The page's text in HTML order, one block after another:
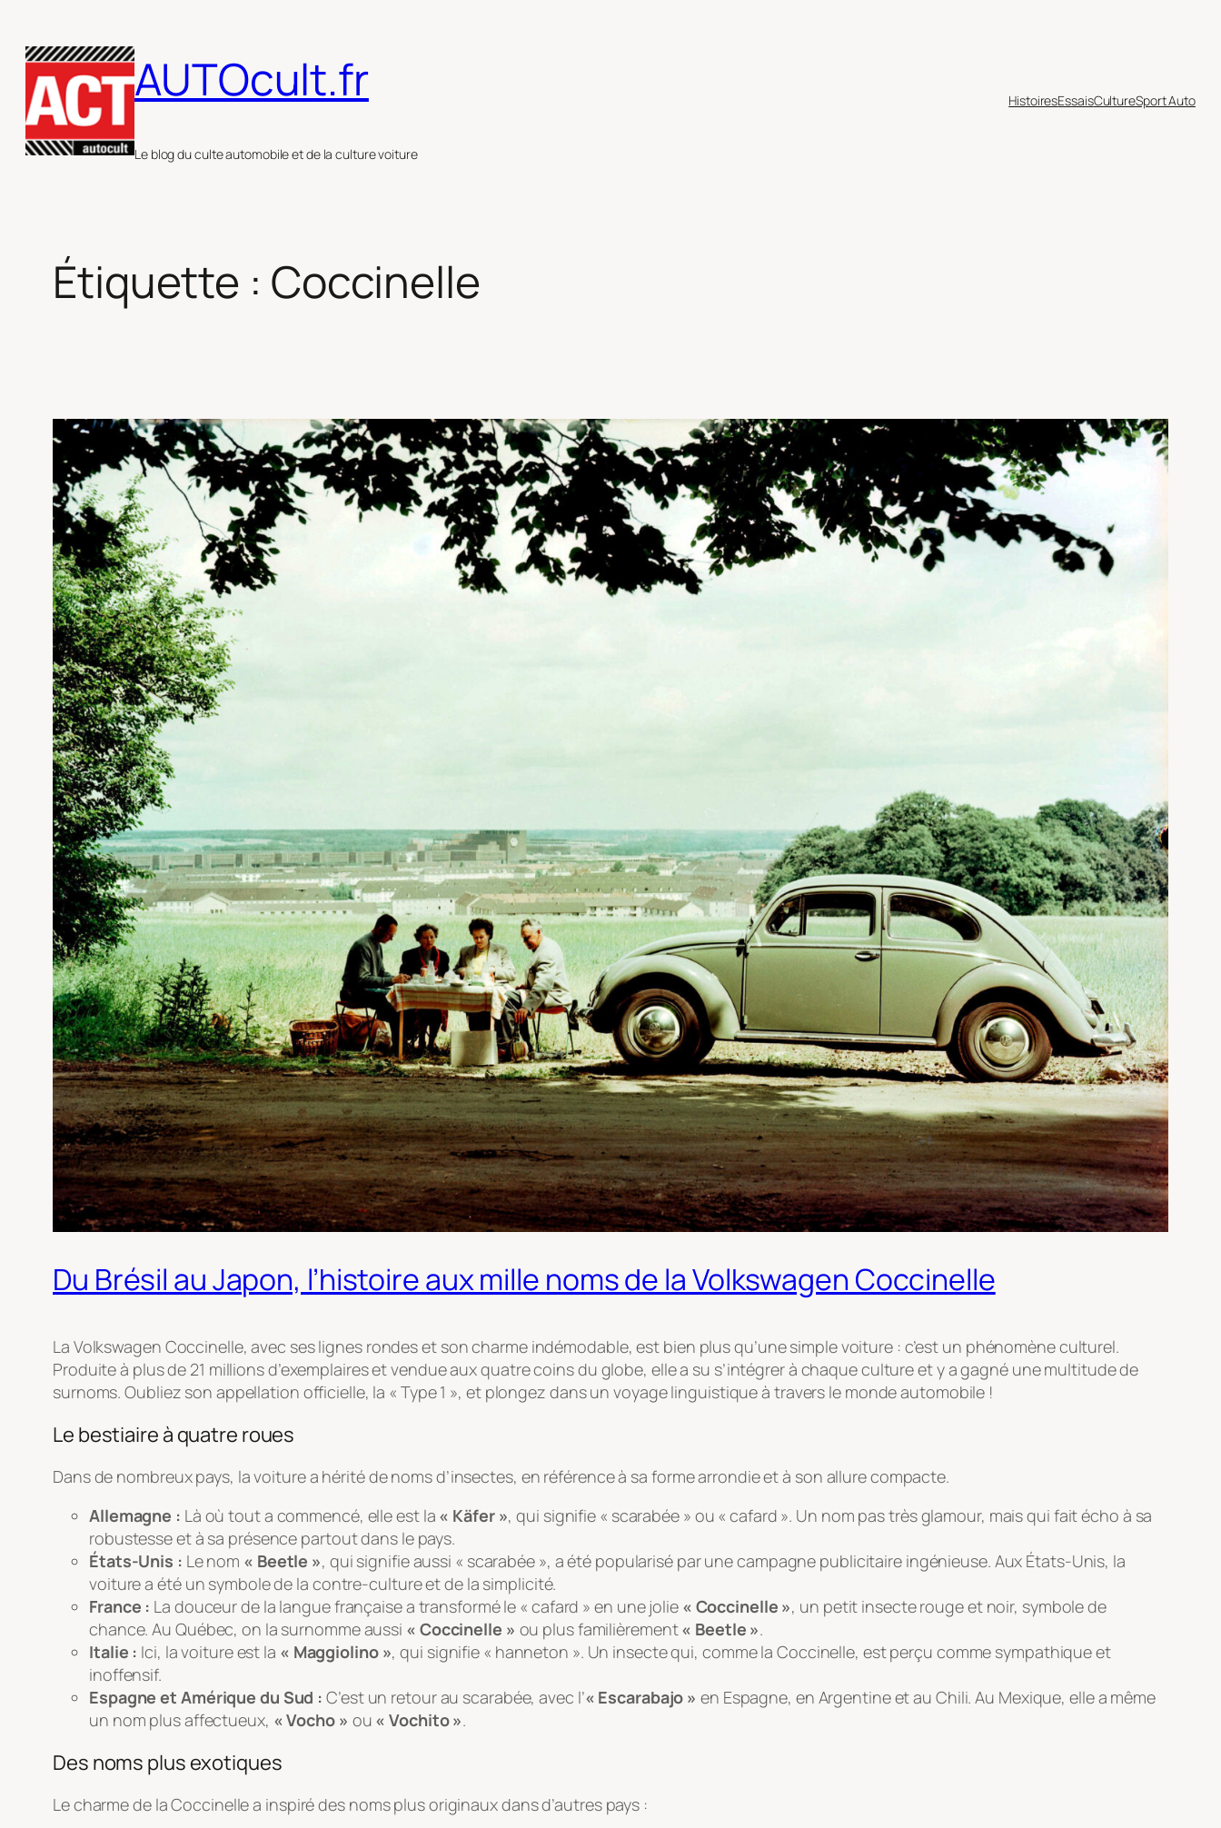
au
contenu
AUTOcult.fr
Le blog du culte automobile et de la culture voiture
HistoiresEssaisCultureSport Auto
Étiquette : Coccinelle
Du Brésil au Japon, l’histoire aux mille noms de la Volkswagen Coccinelle
La Volkswagen Coccinelle, avec ses lignes rondes et son charme indémodable, est bien plus qu’une simple voiture : c’est un phénomène culturel.
Produite à plus de 21 millions d’exemplaires et vendue aux quatre coins du globe, elle a su s’intégrer à chaque culture et y a gagné une multitude de
surnoms. Oubliez son appellation officielle, la « Type 1 », et plongez dans un voyage linguistique à travers le monde automobile !
Le bestiaire à quatre roues
Dans de nombreux pays, la voiture a hérité de noms d’insectes, en référence à sa forme arrondie et à son allure compacte.
Allemagne : Là où tout a commencé, elle est la « Käfer », qui signifie « scarabée » ou « cafard ». Un nom pas très glamour, mais qui fait écho à sa
robustesse et à sa présence partout dans le pays.
États-Unis : Le nom « Beetle », qui signifie aussi « scarabée », a été popularisé par une campagne publicitaire ingénieuse. Aux États-Unis, la
voiture a été un symbole de la contre-culture et de la simplicité.
France : La douceur de la langue française a transformé le « cafard » en une jolie « Coccinelle », un petit insecte rouge et noir, symbole de
chance. Au Québec, on la surnomme aussi « Coccinelle » ou plus familièrement« Beetle ».
Italie : Ici, la voiture est la « Maggiolino », qui signifie « hanneton ». Un insecte qui, comme la Coccinelle, est perçu comme sympathique et
inoffensif.
Espagne et Amérique du Sud : C’est un retour au scarabée, avec l’« Escarabajo » en Espagne, en Argentine et au Chili. Au Mexique, elle a même
un nom plus affectueux, « Vocho » ou « Vochito ».
Des noms plus exotiques
Le charme de la Coccinelle a inspiré des noms plus originaux dans d’autres pays :